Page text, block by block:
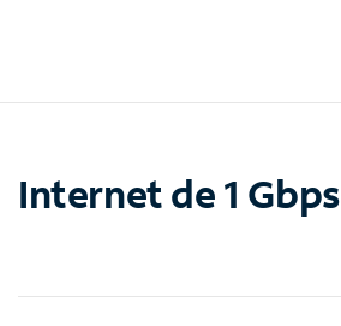
Internet de 1 Gbps